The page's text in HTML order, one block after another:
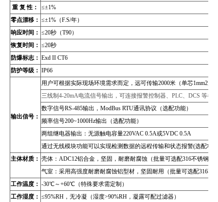
重 复 性：
≤±1%
零点漂移： ≤±1%（F.S/年）
响应时间： ≤20秒（T90）
恢复时间： ≤20秒
防爆标志： Exd II CT6
防护等级： IP66
输出信号：
用户可根据实际现场环境需求而定，远可传输2000米（单芯1mm2屏
三线制4-20mA电流信号输出，可连接报警控制器、PLC、DCS 等各
数字信号RS-485输出， ModBus RTU通讯协议 （选配功能）
频率信号200~1000Hz输出（选配功能）
两组继电器输出：无源触电容量220VAC 0.5A或5VDC 0.5A
通过无线模块功能可以实现检测数据的远程传输和状态报警(选配功
主体材质： 壳体：ADC12铝合金，坚固，耐磨耐腐蚀（批量可选配316不锈钢壳
气室：采用高强度耐磨耐腐蚀铝型材，坚固耐用（批量可选配316不
工作温度： -30℃～+60℃（特殊要求需定制）
工作湿度： ≤95%RH，无冷凝（湿度>90%RH，凝露可配过滤器）